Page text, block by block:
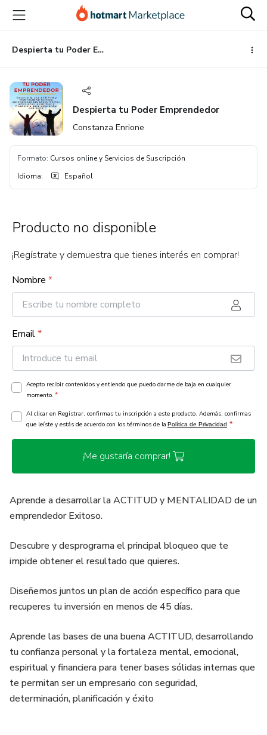
principal
página
de
página
Despierta tu Poder Emprendedor
Despierta tu Poder Emprendedor
Constanza Enrione
Formato: Cursos online y Servicios de Suscripción
Idioma: Español
Producto no disponible
¡Regístrate y demuestra que tienes interés en comprar!
Nombre *
Email*
Acepto recibir contenidos y entiendo que puedo darme de baja en cualquier
momento. *
Al clicar en Registrar, confirmas tu inscripción a este producto. Además, confirmas
que leíste y estás de acuerdo con los términos de la Política de Privacidad *
¡Me gustaría comprar!
Aprende a desarrollar la ACTITUD y MENTALIDAD de un
emprendedor Exitoso.
Descubre y desprograma el principal bloqueo que te
impide obtener el resultado que quieres.
Diseñemos juntos un plan de acción específico para que
recuperes tu inversión en menos de 45 días.
Aprende las bases de una buena ACTITUD, desarrollando
tu confianza personal y la fortaleza mental, emocional,
espiritual y financiera para tener bases sólidas internas que
te permitan ser un empresario con seguridad,
determinación, planificación y éxito